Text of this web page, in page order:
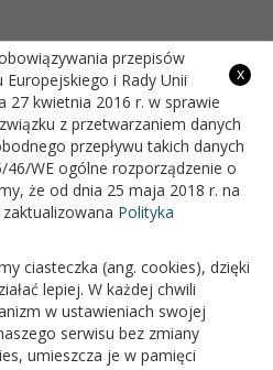
GMINY BIAŁOPOLE
x
przepisów
i Rady Unii
27 kwietnia 2016 r. w sprawie
z przetwarzaniem danych
przepływu takich danych
WE ogólne rozporządzenie o
że od dnia 25 maja 2018 r. na
Polityka
ciasteczka (ang. cookies), dzięki
lepiej. W każdej chwili
w ustawieniach swojej
serwisu bez zmiany
umieszcza je w pamięci